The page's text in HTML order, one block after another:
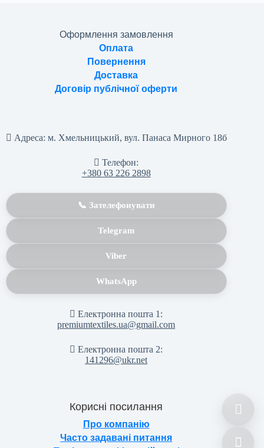
Оформлення замовлення
Оплата
Повернення
Доставка
Договір публічної оферти
Адреса: м. Хмельницький, вул. Панаса Мирного 18б
Телефон:
+380 63 226 2898
📞 Зателефонувати
Telegram
Viber
WhatsApp
Електронна пошта 1:
premiumtextiles.ua@gmail.com
Електронна пошта 2:
141296@ukr.net
Корисні посилання
Про компанію
Часто задавані питання